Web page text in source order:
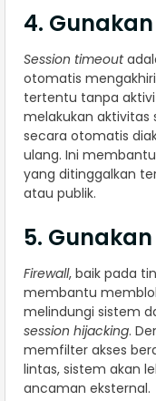
4.
Session timeout
otomatis
tertentu tanpa
melakukan aktivitas
secara otomatis
ulang. Ini
yang ditinggalkan
atau publik.
5.
Firewall, baik pada
membantu
melindungi sistem
session hijacking.
memfilter akses
lintas, sistem akan
ancaman eksternal.